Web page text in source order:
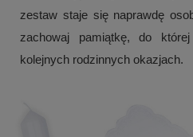
zestaw staje się naprawdę
zachowaj pamiątkę, do
kolejnych rodzinnych okazjach.